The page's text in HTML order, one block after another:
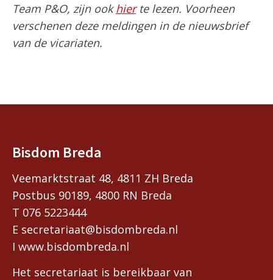
Team P&O, zijn ookhierte lezen. Voorheen
verschenen deze meldingen in de nieuwsbrief
van de vicariaten.
Bisdom Breda
Veemarktstraat 48, 4811 ZH Breda
Postbus 90189, 4800 RN Breda
T 076 5223444
E secretariaat@bisdombreda.nl
I www.bisdombreda.nl
Het secretariaat is bereikbaar van